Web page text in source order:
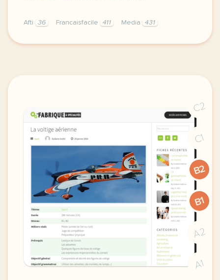
Afti 36 Francaisfacile 411 Media 431
exercice b2 solar stratos le futur de l aviation
C2
C1
B2
B1
A2
A1